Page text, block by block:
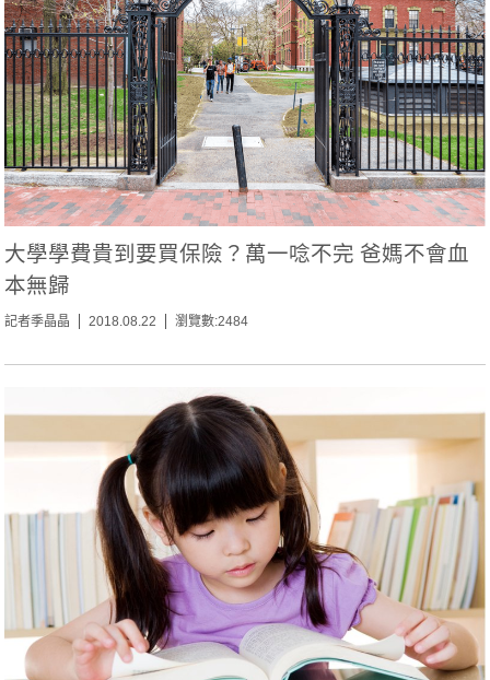
大學學費貴到要買保險？萬一唸不完 爸媽不會血
本無歸
記者季晶晶 2018.08.22 瀏覽數:2484